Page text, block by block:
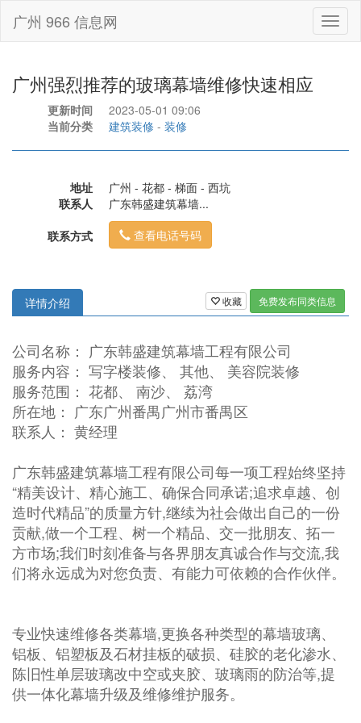
广州 966 信息网
广州强烈推荐的玻璃幕墙维修快速相应
更新时间
2023-05-01 09:06
当前分类
建筑装修 - 装修
地址
广州 - 花都 - 梯面 - 西坑
联系人
广东韩盛建筑幕墙...
联系方式
查看电话号码
收藏 免费发布同类信息
详情介绍
公司名称： 广东韩盛建筑幕墙工程有限公司
服务内容： 写字楼装修、 其他、 美容院装修
服务范围： 花都、 南沙、 荔湾
所在地： 广东广州番禺广州市番禺区
联系人： 黄经理
广东韩盛建筑幕墙工程有限公司每一项工程始终坚持
“精美设计、精心施工、确保合同承诺;追求卓越、创
造时代精品”的质量方针,继续为社会做出自己的一份
贡献,做一个工程、树一个精品、交一批朋友、拓一
方市场;我们时刻准备与各界朋友真诚合作与交流,我
们将永远成为对您负责、有能力可依赖的合作伙伴。
专业快速维修各类幕墙,更换各种类型的幕墙玻璃、
铝板、铝塑板及石材挂板的破损、硅胶的老化渗水、
陈旧性单层玻璃改中空或夹胶、玻璃雨的防治等,提
供一体化幕墙升级及维修维护服务。